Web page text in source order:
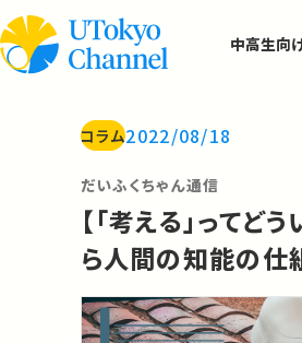
中高生向
コラム2022/08/18
だいふくちゃん通信
【「考える」ってど
ら人間の知能の仕